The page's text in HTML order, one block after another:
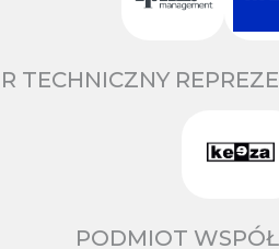
TECHNICZNY
PODMIOT